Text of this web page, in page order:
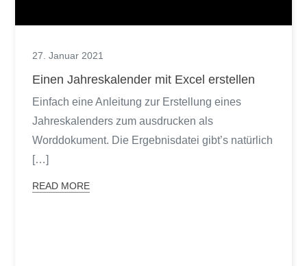
27. Januar 2021
Einen Jahreskalender mit Excel erstellen
Einfach eine Anleitung zur Erstellung eines
Jahreskalenders zum ausdrucken als
Worddokument. Die Ergebnisdatei gibt’s natürlich
[…]
READ MORE